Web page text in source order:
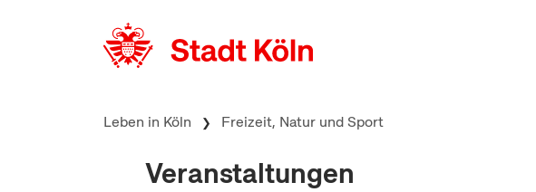
Leben in Köln Freizeit, Natur und Sport
Veranstaltungen